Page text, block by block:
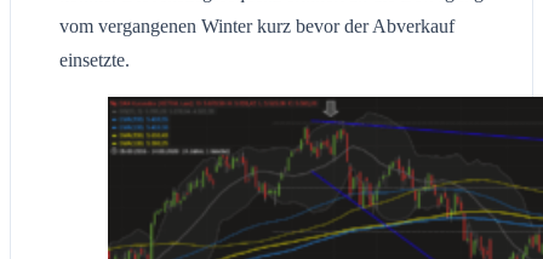
vom vergangenen Winter kurz bevor der Abverkauf
einsetzte.